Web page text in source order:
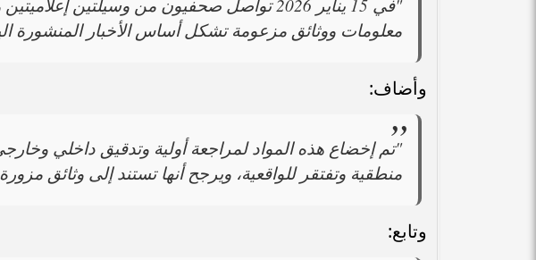
معلومات ووثائق مزعومة تشكل أساس الأخبار المنشورة
وأضاف:
"تم إخضاع هذه المواد لمراجعة أولية وتدقيق داخلي وخارجي
منطقية وتفتقر للواقعية، ويرجح أنها تستند إلى وثائق
وتابع: